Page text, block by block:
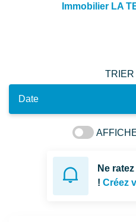
Immobilier LA
TRIER
Ne
! Créez